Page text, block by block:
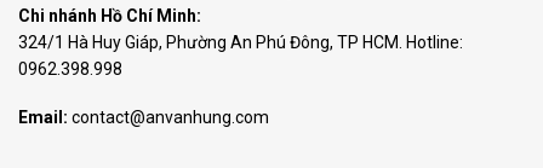
Chi nhánh Hồ Chí Minh:
324/1 Hà Huy Giáp, Phường An Phú Đông, TP HCM. Hotline:
0962.398.998
Email: contact@anvanhung.com